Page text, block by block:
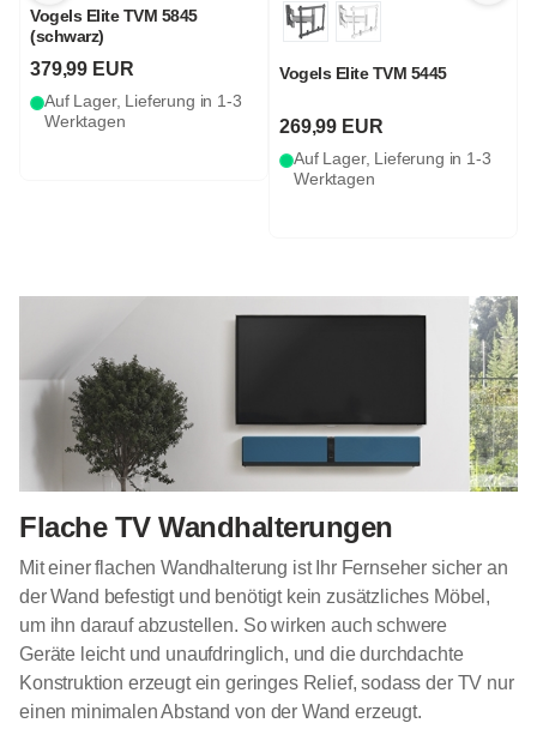
Vogels Elite TVM 5845
(schwarz)
379,99 EUR
Auf Lager, Lieferung in 1-3
Werktagen
Vogels Elite TVM 5445
269,99 EUR
Auf Lager, Lieferung in 1-3
Werktagen
Flache TV Wandhalterungen
Mit einer flachen Wandhalterung ist Ihr Fernseher sicher an
der Wand befestigt und benötigt kein zusätzliches Möbel,
um ihn darauf abzustellen. So wirken auch schwere
Geräte leicht und unaufdringlich, und die durchdachte
Konstruktion erzeugt ein geringes Relief, sodass der TV nur
einen minimalen Abstand von der Wand erzeugt.